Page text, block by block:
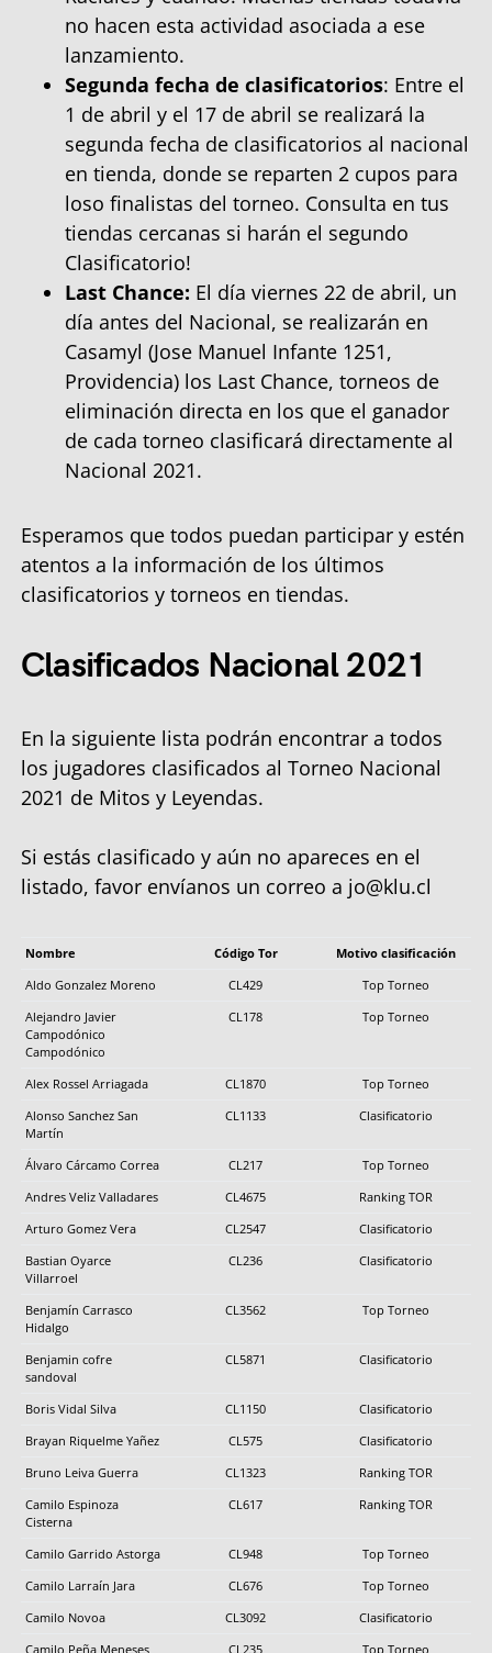
no hacen esta actividad asociada a ese
lanzamiento.
Segunda fecha de clasificatorios: Entre el
1 de abril y el 17 de abril se realizará la
segunda fecha de clasificatorios al nacional
en tienda, donde se reparten 2 cupos para
loso finalistas del torneo. Consulta en tus
tiendas cercanas si harán el segundo
Clasificatorio!
Last Chance: El día viernes 22 de abril, un
día antes del Nacional, se realizarán en
Casamyl (Jose Manuel Infante 1251,
Providencia) los Last Chance, torneos de
eliminación directa en los que el ganador
de cada torneo clasificará directamente al
Nacional 2021.
Esperamos que todos puedan participar y estén
atentos a la información de los últimos
clasificatorios y torneos en tiendas.
Clasificados Nacional 2021
En la siguiente lista podrán encontrar a todos
los jugadores clasificados al Torneo Nacional
2021 de Mitos y Leyendas.
Si estás clasificado y aún no apareces en el
listado, favor envíanos un correo a jo@klu.cl
Nombre Código Tor
Motivo clasificación
Aldo Gonzalez Moreno
CL429
Top Torneo
Alejandro Javier
Campodónico
Campodónico
CL178 Top Torneo
Alex Rossel Arriagada CL1870
Top Torneo
Alonso Sanchez San
Martín
CL1133 Clasificatorio
Álvaro Cárcamo Correa CL217
Top Torneo
Andres Veliz Valladares
CL4675
Ranking TOR
Arturo Gomez Vera
CL2547
Clasificatorio
Bastian Oyarce
Villarroel
CL236 Clasificatorio
Benjamín Carrasco
Hidalgo
CL3562 Top Torneo
Benjamin cofre
sandoval
CL5871 Clasificatorio
Boris Vidal Silva CL1150
Clasificatorio
Brayan Riquelme Yañez
CL575
Clasificatorio
Bruno Leiva Guerra
CL1323
Ranking TOR
Camilo Espinoza
Cisterna
CL617 Ranking TOR
Camilo Garrido Astorga CL948
Top Torneo
Camilo Larraín Jara
CL676
Top Torneo
Camilo Novoa
CL3092
Clasificatorio
Camilo Peña Meneses
CL235
Top Torneo